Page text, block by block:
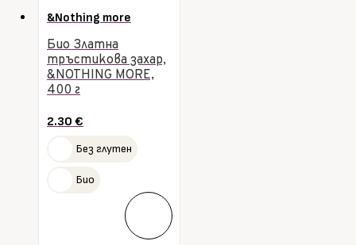
&Nothing more
Био Златна
тръстикова захар,
&NOTHING MORE,
400 г
2.30 €
Без глутен
Био